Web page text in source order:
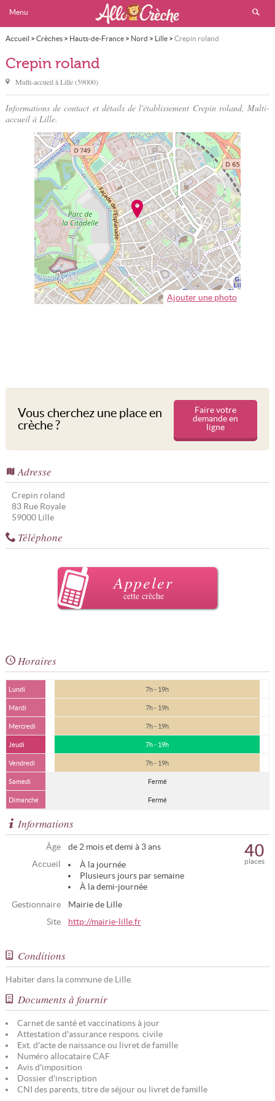
Menu
Accueil > Crèches> Hauts-de-France> Nord > Lille> Crepin roland
Crepin roland
Multi-accueil àLille(59000)
Informations de contact et détails de l'établissement Crepin roland, Multi-
accueil à Lille.
Ajouter une photo
Vous cherchez une place en
crèche ?
Faire votre
demande en
ligne
Adresse
Crepin roland
83 Rue Royale
59000 Lille
Téléphone
Appeler
cette crèche
Horaires
Lundi 7h - 19h
Mardi 7h - 19h
Mercredi 7h - 19h
Jeudi 7h - 19h
Vendredi 7h - 19h
Samedi Fermé
Dimanche Fermé
Informations
Âge
de 2 mois et demi à 3 ans
Accueil
À la journée
Plusieurs jours par semaine
À la demi-journée
Gestionnaire
Mairie de Lille
Site
http://mairie-lille.fr
places
40
Conditions
Habiter dans la commune de Lille.
Documents à fournir
Carnet de santé et vaccinations à jour
Attestation d'assurance respons. civile
Ext. d'acte de naissance ou livret de famille
Numéro allocataire CAF
Avis d'imposition
Dossier d'inscription
CNI des parents, titre de séjour ou livret de famille